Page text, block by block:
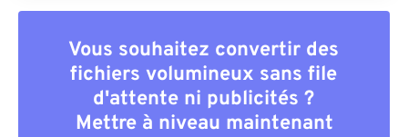
Vous souhaitez convertir des
fichiers volumineux sans file
d'attente ni publicités ?
Mettre à niveau maintenant